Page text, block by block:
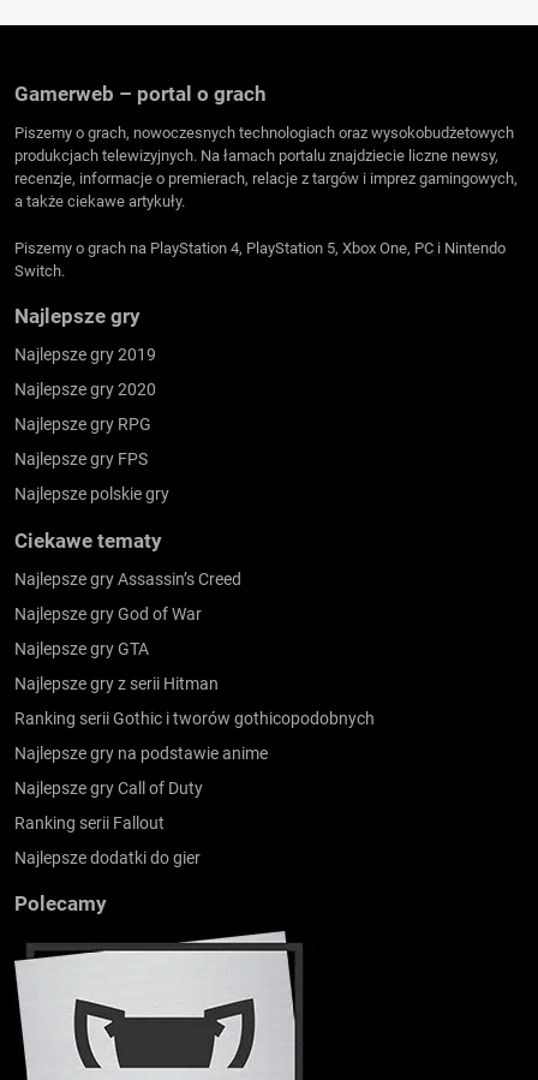
Gamerweb – portal o grach
Piszemy o grach, nowoczesnych technologiach oraz wysokobudżetowych
produkcjach telewizyjnych. Na łamach portalu znajdziecie liczne newsy,
recenzje, informacje o premierach, relacje z targów i imprez gamingowych,
a także ciekawe artykuły.
Piszemy o grach na PlayStation 4, PlayStation 5, Xbox One, PC i Nintendo
Switch.
Najlepsze gry
Najlepsze gry 2019
Najlepsze gry 2020
Najlepsze gry RPG
Najlepsze gry FPS
Najlepsze polskie gry
Ciekawe tematy
Najlepsze gry Assassin’s Creed
Najlepsze gry God of War
Najlepsze gry GTA
Najlepsze gry z serii Hitman
Ranking serii Gothic i tworów gothicopodobnych
Najlepsze gry na podstawie anime
Najlepsze gry Call of Duty
Ranking serii Fallout
Najlepsze dodatki do gier
Polecamy